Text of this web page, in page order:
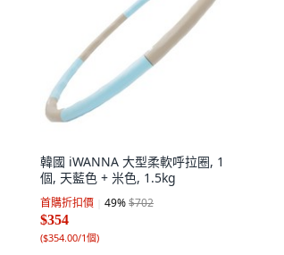
韓國 iWANNA 大型柔軟呼拉圈, 1
個, 天藍色 + 米色, 1.5kg
首購折扣價 49%$702
$354
($354.00/1個)